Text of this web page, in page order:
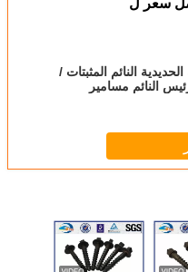
النائم المثبتات /
النائم مسامير